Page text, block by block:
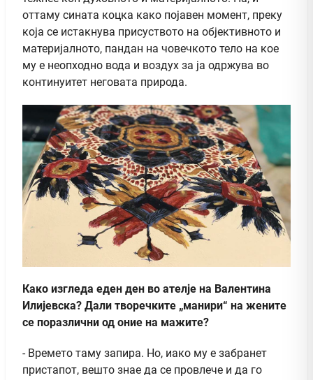
оттаму сината коцка како појавен момент, преку
која се истакнува присуството на објективното и
материјалното, пандан на човечкото тело на кое
му е неопходно вода и воздух за ја одржува во
континуитет неговата природа.
Како изгледа еден ден во ателје на Валентина
Илијевска? Дали творечките „манири“ на жените
се поразлични од оние на мажите?
- Времето таму запира. Но, иако му е забранет
пристапот, вешто знае да се провлече и да го